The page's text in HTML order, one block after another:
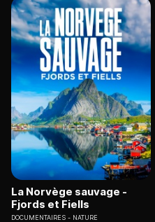
La Norvège sauvage -
Fjords et Fiells
DOCUMENTAIRES NATURE